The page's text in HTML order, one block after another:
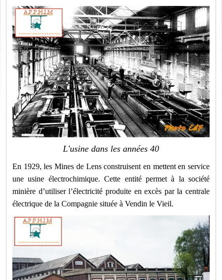
L'usine dans les années 40
En 1929, les Mines de Lens construisent en mettent en service
une usine électrochimique. Cette entité permet à la société
minière d’utiliser l’électricité produite en excès par la centrale
électrique de la Compagnie située à Vendin le Vieil.